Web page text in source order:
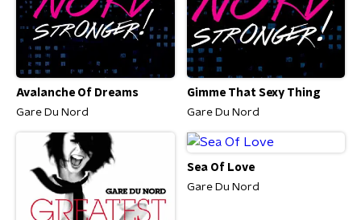
Avalanche Of Dreams
Gare Du Nord
Gimme That Sexy Thing
Gare Du Nord
Sea Of Love
Gare Du Nord